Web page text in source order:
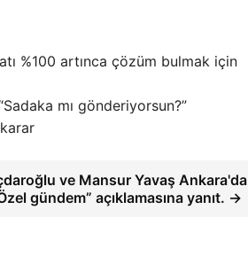
%100 artınca çözüm bulmak için
mı gönderiyorsun?”
ve Mansur Yavaş Ankara'da
gündem” açıklamasına yanıt. →